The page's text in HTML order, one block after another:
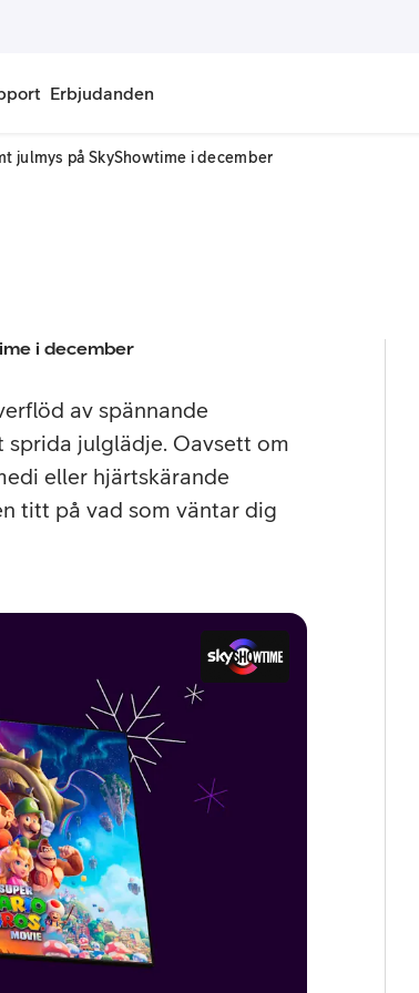
Laddningscheck
Erbjudanden
julmys på SkyShowtime i december
i december
av spännande
julglädje. Oavsett om
eller hjärtskärande
titt på vad som väntar dig